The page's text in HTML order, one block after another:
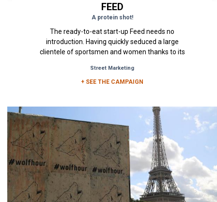
FEED
A protein shot!
The ready-to-eat start-up Feed needs no
introduction. Having quickly seduced a large
clientele of sportsmen and women thanks to its
Street Marketing
+ SEE THE CAMPAIGN